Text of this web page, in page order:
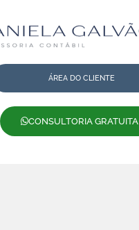
ÁREA DO CLIENTE
CONSULTORIA GRATUITA